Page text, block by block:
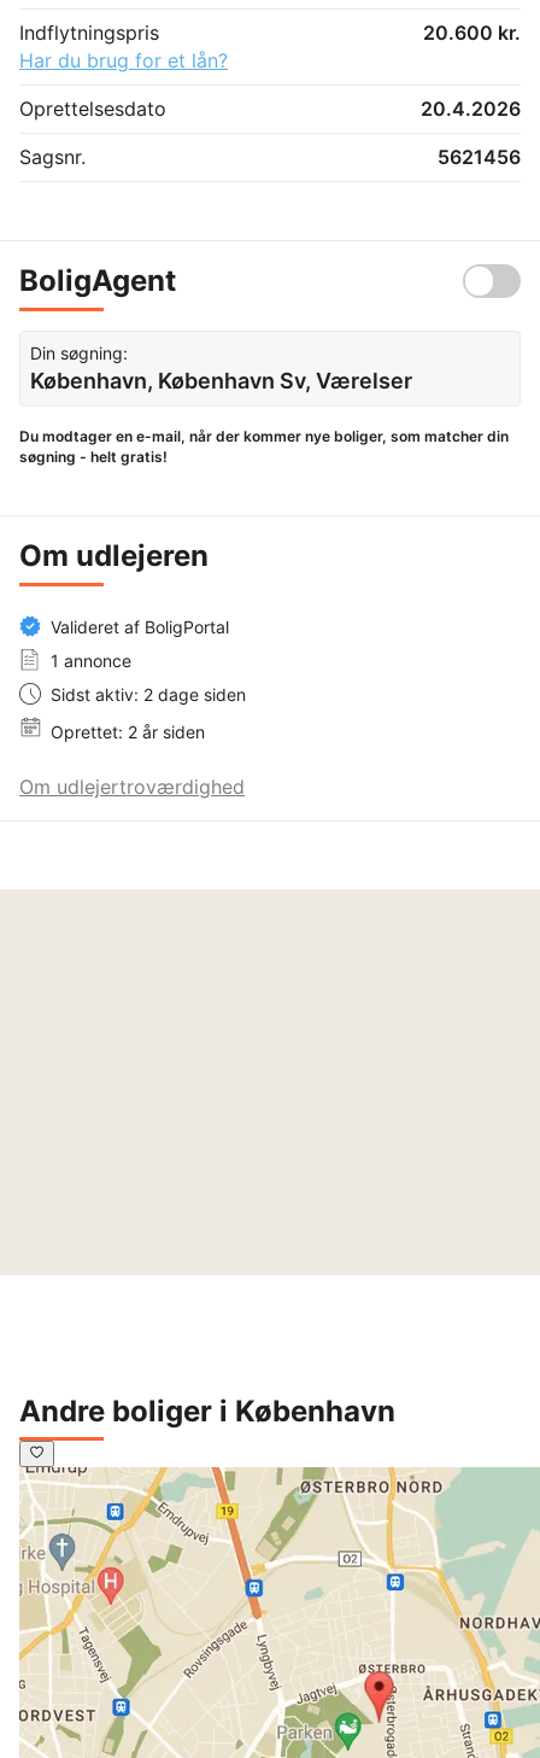
Indflytningspris
20.600 kr.
Har du brug for et lån?
Oprettelsesdato
20.4.2026
Sagsnr.
5621456
BoligAgent
Din søgning:
København, København Sv, Værelser
Du modtager en e-mail, når der kommer nye boliger, som matcher din
søgning - helt gratis!
Om udlejeren
Valideret af BoligPortal
1 annonce
Sidst aktiv: 2 dage siden
Oprettet: 2 år siden
Om udlejertroværdighed
Andre boliger i København